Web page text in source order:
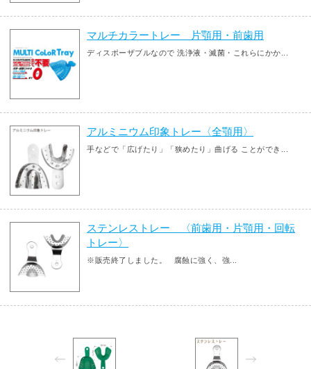
マルチカラートレー 片顎用・前歯用
ディスポーザブルなので 洗浄液・滅菌・これらにかか...
アルミニウム印象トレー〈全顎用〉
手などで「広げたり」「狭めたり」曲げる ことができ...
ステンレストレー 〈前歯用・片顎用・回転
トレー〉
※販売終了しました。 腐蝕に強く、強...